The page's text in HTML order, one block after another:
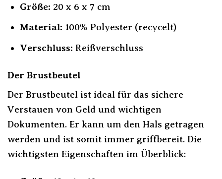
Größe: 20 x 6 x 7 cm
Material: 100% Polyester (recycelt)
Verschluss: Reißverschluss
Der Brustbeutel
Der Brustbeutel ist ideal für das sichere
Verstauen von Geld und wichtigen
Dokumenten. Er kann um den Hals getragen
werden und ist somit immer griffbereit. Die
wichtigsten Eigenschaften im Überblick: